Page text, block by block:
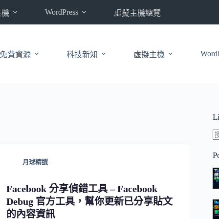
WordPress 虛擬主機總覽
免費資源 科技新知 虛擬主機
月球精選
Facebook 分享偵錯工具 – Facebook
Debug 官方工具，幫你更新已分享貼文
的內容資訊